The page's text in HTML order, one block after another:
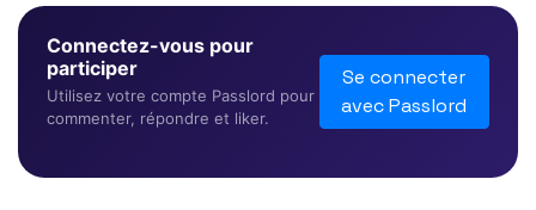
Connectez-vous pour
participer
Utilisez votre compte Passlord pour
commenter, répondre et liker.
Se connecter
avec Passlord